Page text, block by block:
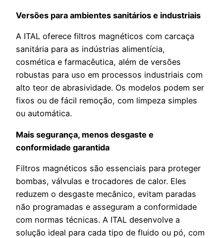
Versões para ambientes sanitários e industriais
A ITAL oferece filtros magnéticos com carcaça
sanitária para as indústrias alimentícia,
cosmética e farmacêutica, além de versões
robustas para uso em processos industriais com
alto teor de abrasividade. Os modelos podem ser
fixos ou de fácil remoção, com limpeza simples
ou automática.
Mais segurança, menos desgaste e
conformidade garantida
Filtros magnéticos são essenciais para proteger
bombas, válvulas e trocadores de calor. Eles
reduzem o desgaste mecânico, evitam paradas
não programadas e asseguram a conformidade
com normas técnicas. A ITAL desenvolve a
solução ideal para cada tipo de fluido ou pó, com